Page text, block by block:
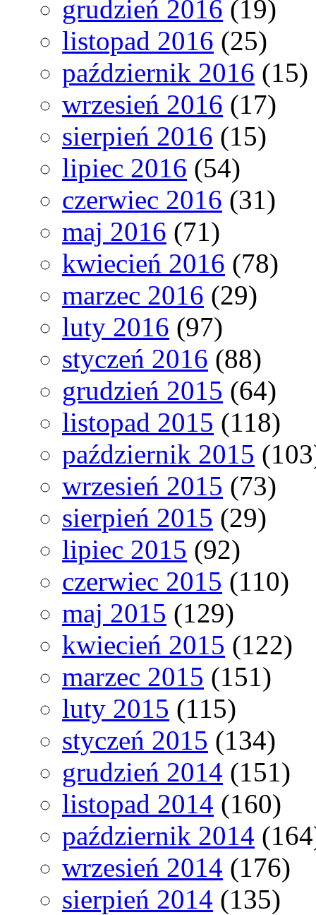
grudzień 2016 (19)
listopad 2016 (25)
październik 2016 (15)
wrzesień 2016 (17)
sierpień 2016 (15)
lipiec 2016 (54)
czerwiec 2016 (31)
maj 2016 (71)
kwiecień 2016 (78)
marzec 2016 (29)
luty 2016 (97)
styczeń 2016 (88)
grudzień 2015 (64)
listopad 2015 (118)
październik 2015
wrzesień 2015 (73)
sierpień 2015 (29)
lipiec 2015 (92)
czerwiec 2015 (110)
maj 2015 (129)
kwiecień 2015 (122)
marzec 2015 (151)
luty 2015 (115)
styczeń 2015 (134)
grudzień 2014 (151)
listopad 2014 (160)
październik 2014
wrzesień 2014 (176)
sierpień 2014 (135)